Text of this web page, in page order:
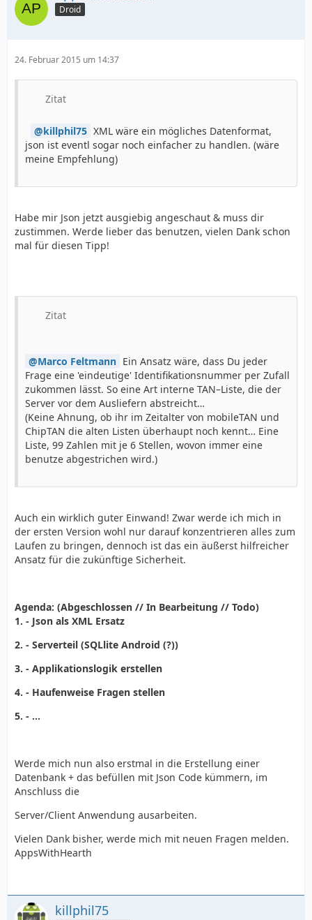
Droid
24. Februar 2015 um 14:37
Zitat
killphil75 XML wäre ein mögliches Datenformat,
json ist eventl sogar noch einfacher zu handlen. (wäre
meine Empfehlung)
Habe mir Json jetzt ausgiebig angeschaut & muss dir
zustimmen. Werde lieber das benutzen, vielen Dank schon
mal für diesen Tipp!
Zitat
Marco Feltmann Ein Ansatz wäre, dass Du jeder
Frage eine 'eindeutige' Identifikationsnummer per Zufall
zukommen lässt. So eine Art interne TAN–Liste, die der
Server vor dem Ausliefern abstreicht…
(Keine Ahnung, ob ihr im Zeitalter von mobileTAN und
ChipTAN die alten Listen überhaupt noch kennt… Eine
Liste, 99 Zahlen mit je 6 Stellen, wovon immer eine
benutze abgestrichen wird.)
Auch ein wirklich guter Einwand! Zwar werde ich mich in
der ersten Version wohl nur darauf konzentrieren alles zum
Laufen zu bringen, dennoch ist das ein äußerst hilfreicher
Ansatz für die zukünftige Sicherheit.
Agenda: (Abgeschlossen // In Bearbeitung // Todo)
1. - Json als XML Ersatz
2. - Serverteil (SQLlite Android (?))
3. - Applikationslogik erstellen
4. - Haufenweise Fragen stellen
5. - ...
Werde mich nun also erstmal in die Erstellung einer
Datenbank + das befüllen mit Json Code kümmern, im
Anschluss die
Server/Client Anwendung ausarbeiten.
Vielen Dank bisher, werde mich mit neuen Fragen melden.
AppsWithHearth
killphil75